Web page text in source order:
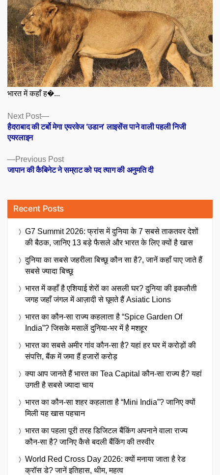
भारत में कहाँ ह�...
Posts
navigation
Previous PostPrevious
post:
जापान की कैबिनेट ने सम्राट को पद त्याग की अनुमति दी
Next Post
Next
post:
हैदराबाद की टर्बो मेगा एयरवेज ‘उडान’ लाइसेंस पाने वाली पहली निजी
एयरलाइन
Recent Posts
G7 Summit 2026: फ्रांस में दुनिया के 7 सबसे ताकतवर देशों
की बैठक, जानिए 13 बड़े फैसले और भारत के लिए क्यों है खास
दुनिया का सबसे जहरीला बिच्छू कौन सा है?, जानें कहाँ पाए जाते हैं
सबसे ज्यादा बिच्छू
भारत में कहाँ है एशियाई शेरों का असली घर? दुनिया की इकलौती
जगह जहाँ जंगल में आज़ादी से घूमते हैं Asiatic Lions
भारत का कौन-सा राज्य कहलाता है “Spice Garden Of
India”? जिसके मसालें दुनिया-भर में है मशहूर
भारत का सबसे अमीर गांव कौन-सा है? यहां हर घर में करोड़ों की
संपत्ति, बैंक में जमा हैं हजारों करोड़
क्या आप जानते हैं भारत का Tea Capital कौन-सा राज्य है? यहां
उगती है सबसे ज्यादा चाय
भारत का कौन-सा शहर कहलाता है “Mini India”? जानिए क्यों
मिली यह खास पहचान
भारत का पहला पूरी तरह डिजिटल बैंकिंग अपनाने वाला राज्य
कौन-सा है? जानिए कैसे बदली बैंकिंग की तस्वीर
World Red Cross Day 2026: क्यों मनाया जाता है रेड
क्रॉस डे? जानें इतिहास, थीम, महत्व